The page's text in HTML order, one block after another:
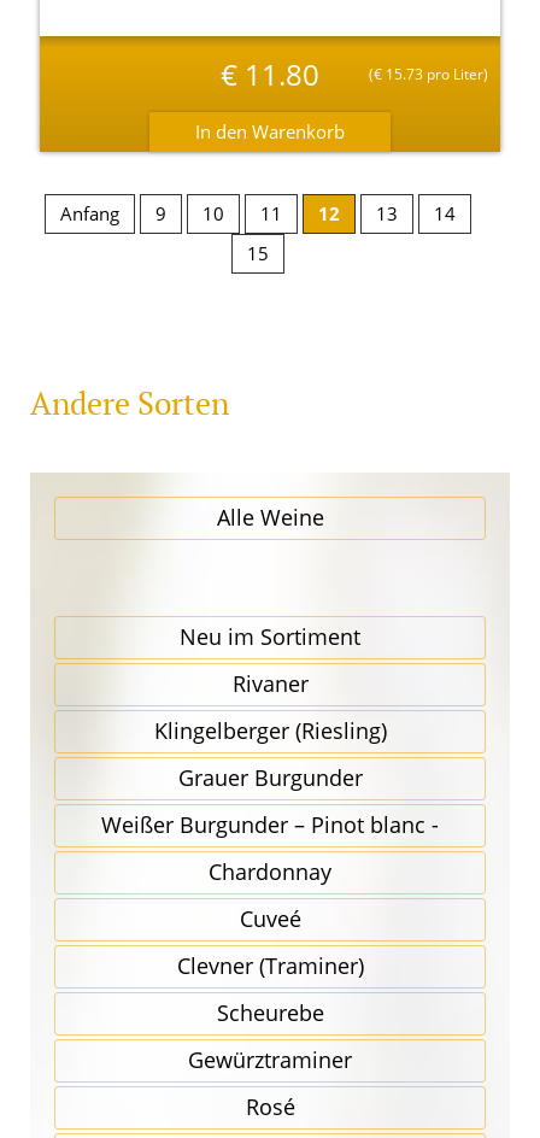
€11.80 (€ 15.73 pro Liter)
Anfang 9 10 11 12 13
14
15
Andere Sorten
Alle Weine
Neu im Sortiment
Rivaner
Klingel­berger (Riesling)
Grauer Burgunder
Weißer Burgunder – Pinot blanc -
Chardonnay
Cuveé
Clevner (Traminer)
Scheurebe
Gewürz­traminer
Rosé